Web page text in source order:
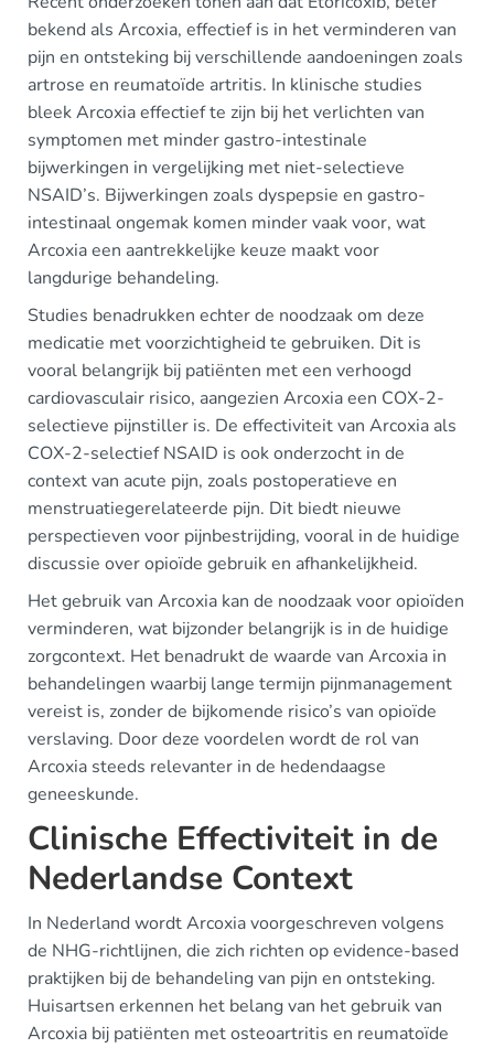
bekend als Arcoxia, effectief is in het verminderen van
pijn en ontsteking bij verschillende aandoeningen zoals
artrose en reumatoïde artritis. In klinische studies
bleek Arcoxia effectief te zijn bij het verlichten van
symptomen met minder gastro-intestinale
bijwerkingen in vergelijking met niet-selectieve
NSAID’s. Bijwerkingen zoals dyspepsie en gastro-
intestinaal ongemak komen minder vaak voor, wat
Arcoxia een aantrekkelijke keuze maakt voor
langdurige behandeling.
Studies benadrukken echter de noodzaak om deze
medicatie met voorzichtigheid te gebruiken. Dit is
vooral belangrijk bij patiënten met een verhoogd
cardiovasculair risico, aangezien Arcoxia een COX-2-
selectieve pijnstiller is. De effectiviteit van Arcoxia als
COX-2-selectief NSAID is ook onderzocht in de
context van acute pijn, zoals postoperatieve en
menstruatiegerelateerde pijn. Dit biedt nieuwe
perspectieven voor pijnbestrijding, vooral in de huidige
discussie over opioïde gebruik en afhankelijkheid.
Het gebruik van Arcoxia kan de noodzaak voor opioïden
verminderen, wat bijzonder belangrijk is in de huidige
zorgcontext. Het benadrukt de waarde van Arcoxia in
behandelingen waarbij lange termijn pijnmanagement
vereist is, zonder de bijkomende risico’s van opioïde
verslaving. Door deze voordelen wordt de rol van
Arcoxia steeds relevanter in de hedendaagse
geneeskunde.
Clinische Effectiviteit in de
Nederlandse Context
In Nederland wordt Arcoxia voorgeschreven volgens
de NHG-richtlijnen, die zich richten op evidence-based
praktijken bij de behandeling van pijn en ontsteking.
Huisartsen erkennen het belang van het gebruik van
Arcoxia bij patiënten met osteoartritis en reumatoïde